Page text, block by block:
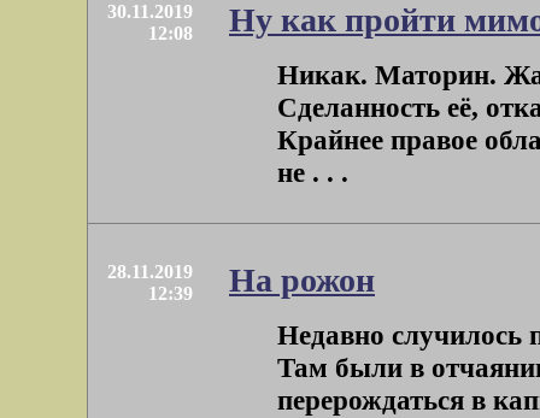
30.11.2019
12:08
Ну как пройти
Никак. Маторин.
Сделанность её,
Крайнее правое
не . . .
28.11.2019
12:39
На рожон
Недавно случилось
Там были в
перерождаться в